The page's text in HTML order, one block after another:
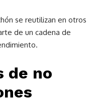
se reutilizan en otros
de un cadena de
de no